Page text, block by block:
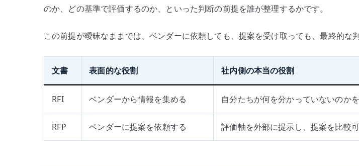
のか、どの基準で評価するのか、といった判断の前提を誰が整理するかです。
この前提が曖昧なままでは、ベンダーに依頼しても、提案を受け取っても、最終的な
文書 表面的な役割 社内側の本当の役割
RFI ベンダーから情報を集める 自分たちが何を分かっていないのか
RFP ベンダーに提案を依頼する 評価軸を外部に提示し、提案を比較